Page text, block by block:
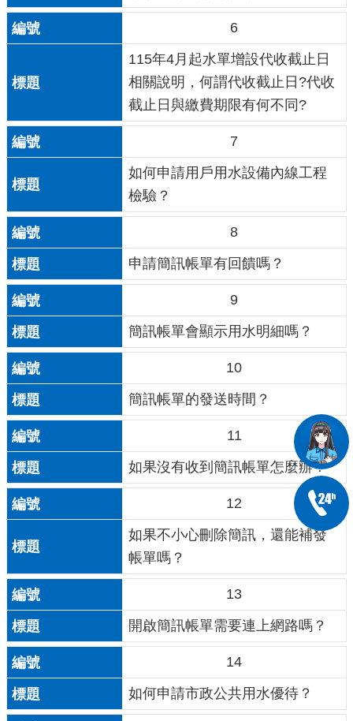
6
115年4月起水單增設代收截止日
相關說明，何謂代收截止日?代收
截止日與繳費期限有何不同?
7
如何申請用戶用水設備內線工程
檢驗？
8
申請簡訊帳單有回饋嗎？
9
簡訊帳單會顯示用水明細嗎？
10
簡訊帳單的發送時間？
11
如果沒有收到簡訊帳單怎麼辦？
12
如果不小心刪除簡訊，還能補發
帳單嗎？
13
開啟簡訊帳單需要連上網路嗎？
14
如何申請市政公共用水優待？